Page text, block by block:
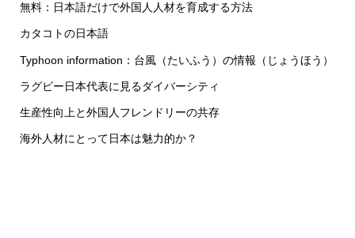
無料：日本語だけで外国人人材を育成する方法
カタコトの日本語
Typhoon information：台風（たいふう）の情報（じょうほう）
ラグビー日本代表に見るダイバーシティ
生産性向上と外国人フレンドリーの共存
海外人材にとって日本は魅力的か？